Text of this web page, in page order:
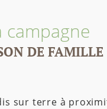
campagne
DE FAMILLE
sur terre à